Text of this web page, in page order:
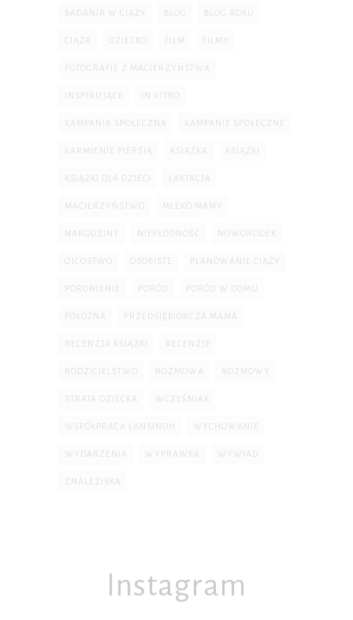
BADANIA W CIĄŻY BLOG BLOG ROKU
CIĄŻA DZIECKO FILM FILMY
FOTOGRAFIE Z MACIERZYŃSTWA
INSPIRUJĄCE IN VITRO
KAMPANIA SPOŁECZNA KAMPANIE SPOŁECZNE
KARMIENIE PIERSIĄ KSIĄŻKA KSIĄŻKI
KSIĄŻKI DLA DZIECI LAKTACJA
MACIERZYŃSTWO MLEKO MAMY
NARODZINY NIEPŁODNOŚĆ NOWORODEK
OJCOSTWO OSOBISTE PLANOWANIE CIĄŻY
PORONIENIE PORÓD PORÓD W DOMU
POŁOŻNA PRZEDSIĘBIORCZA MAMA
RECENZJA KSIĄŻKI RECENZJE
RODZICIELSTWO ROZMOWA ROZMOWY
STRATA DZIECKA WCZEŚNIAK
WSPÓŁPRACA LANSINOH WYCHOWANIE
WYDARZENIA WYPRAWKA WYWIAD
ZNALEZISKA
Instagram